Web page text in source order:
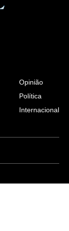
Opinião
Política
Internacional